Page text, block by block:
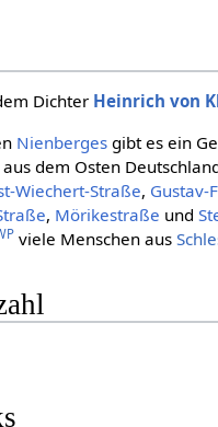
Dichter Heinrich von
Nienberges gibt es ein
dem Osten
Wiechert-Straße, Gustav-
, Mörikestraße und
viele Menschen aus